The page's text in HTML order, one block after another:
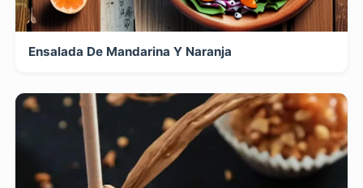
Ensalada De Mandarina Y Naranja